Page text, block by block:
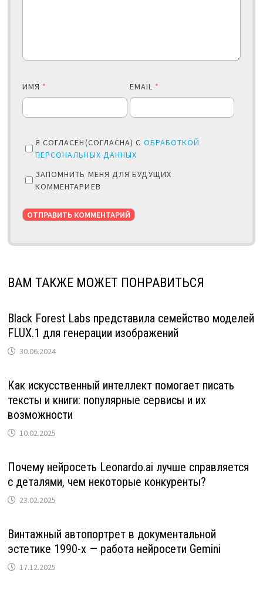
ИМЯ * EMAIL *
Я СОГЛАСЕН(СОГЛАСНА) С ОБРАБОТКОЙ
ПЕРСОНАЛЬНЫХ ДАННЫХ
ЗАПОМНИТЬ МЕНЯ ДЛЯ БУДУЩИХ
КОММЕНТАРИЕВ
ВАМ ТАКЖЕ МОЖЕТ ПОНРАВИТЬСЯ
Black Forest Labs представила семейство моделей
FLUX.1 для генерации изображений
30.06.2024
Как искусственный интеллект помогает писать
тексты и книги: популярные сервисы и их
возможности
10.02.2025
Почему нейросеть Leonardo.ai лучше справляется
с деталями, чем некоторые конкуренты?
23.02.2025
Винтажный автопортрет в документальной
эстетике 1990-х — работа нейросети Gemini
17.12.2025